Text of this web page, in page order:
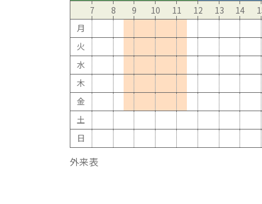
7
8 9 10 11 12 13 14
月
火
水
木
金
土
日
外来表